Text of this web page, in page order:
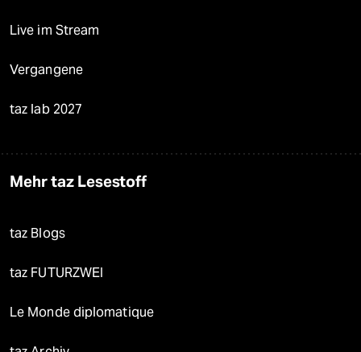
Live im Stream
Vergangene
taz lab 2027
Mehr taz Lesestoff
taz Blogs
taz FUTURZWEI
Le Monde diplomatique